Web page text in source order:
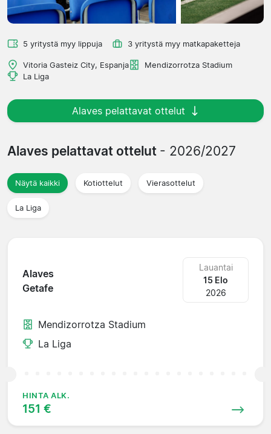
5 yritystä myy lippuja 3 yritystä myy matkapaketteja
Vitoria Gasteiz City, Espanja
Mendizorrotza Stadium
La Liga
Alaves pelattavat ottelut
Alaves pelattavat ottelut - 2026/2027
Näytä kaikki Kotiottelut Vierasottelut
La Liga
Alaves
Getafe
Lauantai
15 Elo
2026
Mendizorrotza Stadium
La Liga
HINTA ALK.
151 €